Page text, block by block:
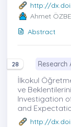
http://
Ahmet
Abstract
28 Research
İlkokul
ve
Investigation
and
http://